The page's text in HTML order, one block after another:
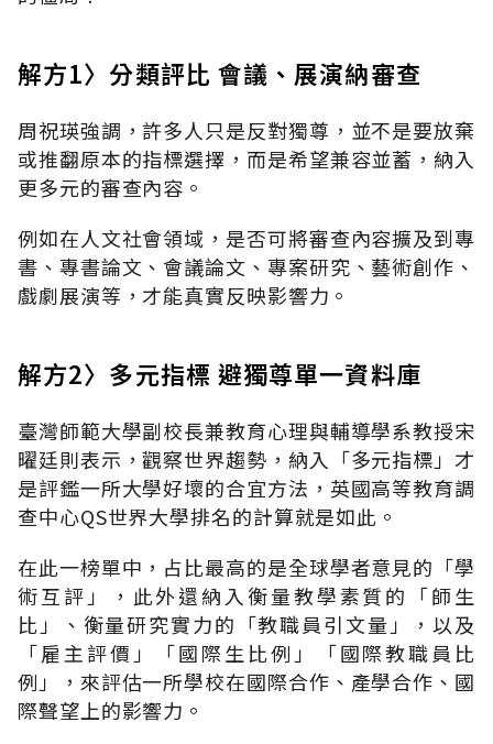
解方1〉分類評比 會議、展演納審查
周祝瑛強調，許多人只是反對獨尊，並不是要放棄
或推翻原本的指標選擇，而是希望兼容並蓄，納入
更多元的審查內容。
例如在人文社會領域，是否可將審查內容擴及到專
書、專書論文、會議論文、專案研究、藝術創作、
戲劇展演等，才能真實反映影響力。
解方2〉多元指標 避獨尊單一資料庫
臺灣師範大學副校長兼教育心理與輔導學系教授宋
曜廷則表示，觀察世界趨勢，納入「多元指標」才
是評鑑一所大學好壞的合宜方法，英國高等教育調
查中心QS世界大學排名的計算就是如此。
在此一榜單中，占比最高的是全球學者意見的「學
術互評」，此外還納入衡量教學素質的「師生
比」、衡量研究實力的「教職員引文量」，以及
「雇主評價」「國際生比例」「國際教職員比
例」，來評估一所學校在國際合作、產學合作、國
際聲望上的影響力。